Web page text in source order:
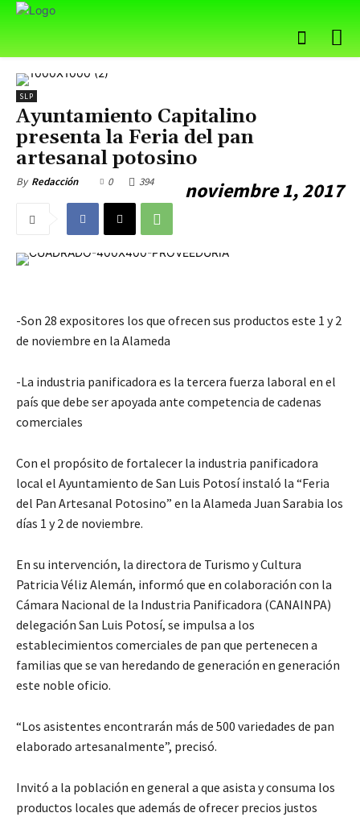
SLP
Ayuntamiento Capitalino
presenta la Feria del pan
artesanal potosino
By Redacción noviembre 1, 2017
0 394
-Son 28 expositores los que ofrecen sus productos este 1 y 2
de noviembre en la Alameda
-La industria panificadora es la tercera fuerza laboral en el
país que debe ser apoyada ante competencia de cadenas
comerciales
Con el propósito de fortalecer la industria panificadora
local el Ayuntamiento de San Luis Potosí instaló la “Feria
del Pan Artesanal Potosino” en la Alameda Juan Sarabia los
días 1 y 2 de noviembre.
En su intervención, la directora de Turismo y Cultura
Patricia Véliz Alemán, informó que en colaboración con la
Cámara Nacional de la Industria Panificadora (CANAINPA)
delegación San Luis Potosí, se impulsa a los
establecimientos comerciales de pan que pertenecen a
familias que se van heredando de generación en generación
este noble oficio.
“Los asistentes encontrarán más de 500 variedades de pan
elaborado artesanalmente”, precisó.
Invitó a la población en general a que asista y consuma los
productos locales que además de ofrecer precios justos